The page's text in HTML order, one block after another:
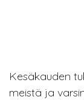
Kesäkauden
meistä ja